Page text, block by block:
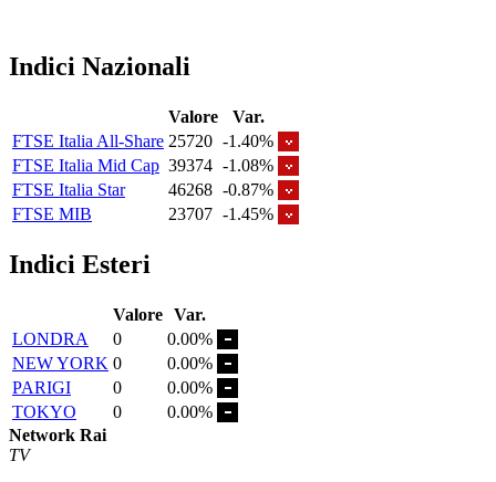
Indici Nazionali
Valore
Var.
FTSE Italia All-Share 25720 -1.40%
FTSE Italia Mid Cap 39374 -1.08%
FTSE Italia Star
46268 -0.87%
FTSE MIB
23707 -1.45%
Indici Esteri
Valore Var.
LONDRA
0
0.00%
NEW YORK 0
0.00%
PARIGI
0
0.00%
TOKYO
0
0.00%
Network Rai
TV